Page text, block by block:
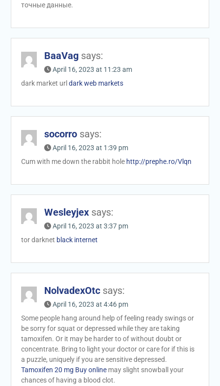
точные данные.
BaaVag says:
April 16, 2023 at 11:23 am
dark market url dark web markets
socorro says:
April 16, 2023 at 1:39 pm
Cum with me down the rabbit hole http://prephe.ro/Vlqn
Wesleyjex says:
April 16, 2023 at 3:37 pm
tor darknet black internet
NolvadexOtc says:
April 16, 2023 at 4:46 pm
Some people hang around help of feeling ready swings or
be sorry for squat or depressed while they are taking
tamoxifen. Or it may be harder to of without doubt or
concentrate. Bring to light your doctor or care for if this is
a puzzle, uniquely if you are sensitive depressed.
Tamoxifen 20 mg Buy onlinemay slight snowball your
chances of having a blood clot.